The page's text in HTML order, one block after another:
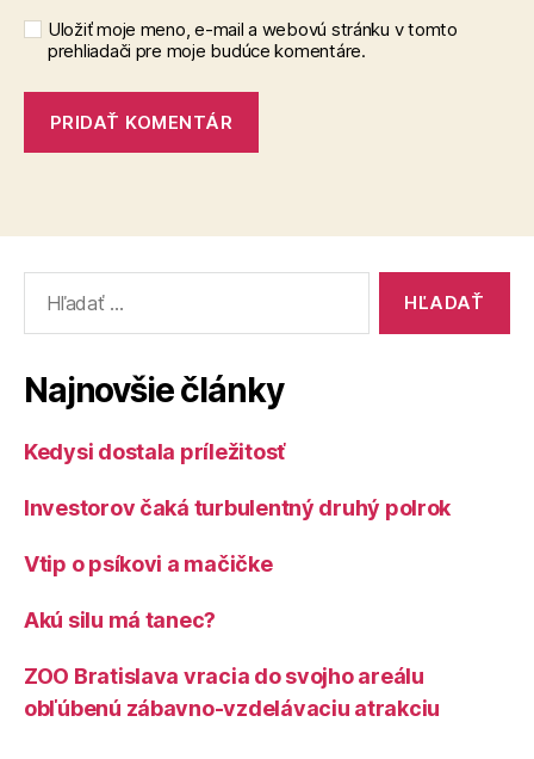
Uložiť moje meno, e-mail a webovú stránku v tomto
prehliadači pre moje budúce komentáre.
Najnovšie články
Kedysi dostala príležitosť
Investorov čaká turbulentný druhý polrok
Vtip o psíkovi a mačičke
Akú silu má tanec?
ZOO Bratislava vracia do svojho areálu
obľúbenú zábavno-vzdelávaciu atrakciu